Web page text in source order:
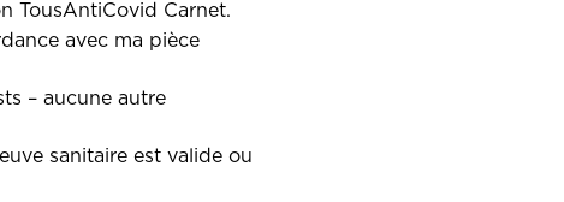
TousAntiCovid Carnet.
avec ma pièce
– aucune autre
sanitaire est valide ou